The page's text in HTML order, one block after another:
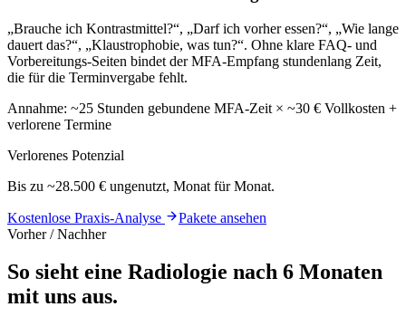
„Brauche ich Kontrastmittel?“, „Darf ich vorher essen?“, „Wie lange
dauert das?“, „Klaustrophobie, was tun?“. Ohne klare FAQ- und
Vorbereitungs-Seiten bindet der MFA-Empfang stundenlang Zeit,
die für die Terminvergabe fehlt.
Annahme: ~25 Stunden gebundene MFA-Zeit × ~30 € Vollkosten +
verlorene Termine
Verlorenes Potenzial
Bis zu ~28.500 € ungenutzt, Monat für Monat.
Kostenlose Praxis-Analyse
Pakete ansehen
Vorher / Nachher
So sieht eine Radiologie nach 6 Monaten
mit uns aus.